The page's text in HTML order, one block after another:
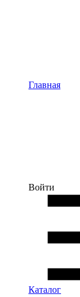
Главная
Войти
Каталог